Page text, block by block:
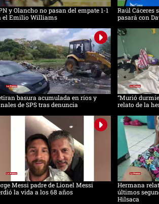
y Olancho no pasan del empate 1-1
el Emilio Williams
Raúl Cáceres
pasará con
basura acumulada en ríos y
de SPS tras denuncia
“Murió
relato de la
Messi padre de Lionel Messi
la vida a los 68 años
Hermana
últimos
Hilsaca